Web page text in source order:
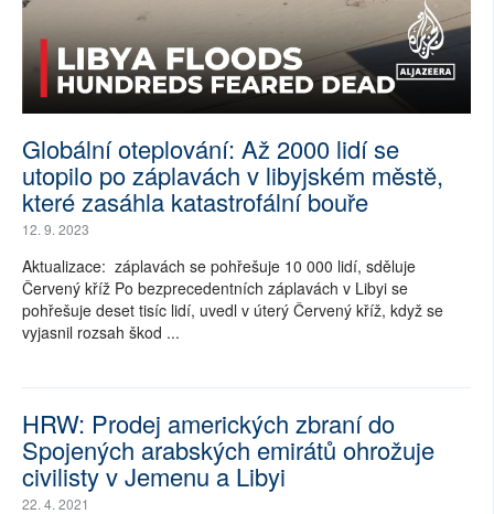
Globální oteplování: Až 2000 lidí se
utopilo po záplavách v libyjském městě,
které zasáhla katastrofální bouře
12. 9. 2023
Aktualizace: záplavách se pohřešuje 10 000 lidí, sděluje
Červený kříž Po bezprecedentních záplavách v Libyi se
pohřešuje deset tisíc lidí, uvedl v úterý Červený kříž, když se
vyjasnil rozsah škod ...
HRW: Prodej amerických zbraní do
Spojených arabských emirátů ohrožuje
civilisty v Jemenu a Libyi
22. 4. 2021